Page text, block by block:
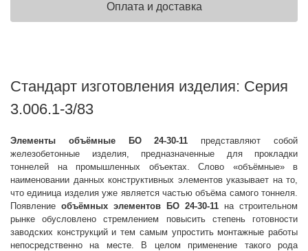
Оплата и доставка
Стандарт изготовления изделия: Серия
3.006.1-3/83
Элементы объёмные БО 24-30-11 представляют собой
железобетонные изделия, предназначенные для прокладки
тоннелей на промышленных объектах. Слово «объёмные» в
наименовании данных конструктивных элементов указывает на то,
что единица изделия уже является частью объёма самого тоннеля.
Появление объёмных элементов БО 24-30-11 на строительном
рынке обусловлено стремлением повысить степень готовности
заводских конструкций и тем самым упростить монтажные работы
непосредственно на месте. В целом применение такого рода